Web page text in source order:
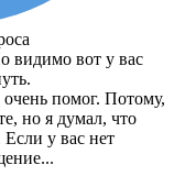
видимо вот у вас
очень помог. Потому,
но я думал, что
у вас нет